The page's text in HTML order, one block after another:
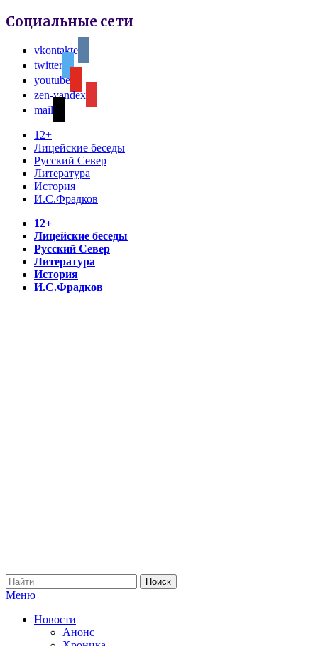
Социальные сети
vkontakte
twitter
youtube
zen-yandex
mail
12+
Лицейские беседы
Русский Север
Литература
История
И.С.Фрадков
12+
Лицейские беседы
Русский Север
Литература
История
И.С.Фрадков
Меню
Новости
Анонс